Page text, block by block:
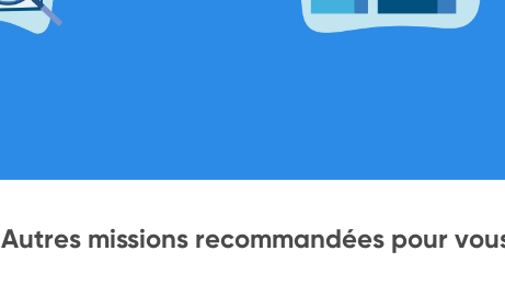
Autres missions recommandées pour